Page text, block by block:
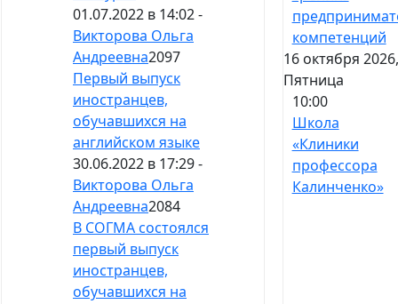
01.07.2022 в 14:02 -
Викторова Ольга
Андреевна2097
Первый выпуск
иностранцев,
обучавшихся на
английском языке
30.06.2022 в 17:29 -
Викторова Ольга
Андреевна2084
В СОГМА состоялся
первый выпуск
иностранцев,
обучавшихся на
компетенций
16 октября 2026,
Пятница
10:00
Школа
«Клиники
профессора
Калинченко»